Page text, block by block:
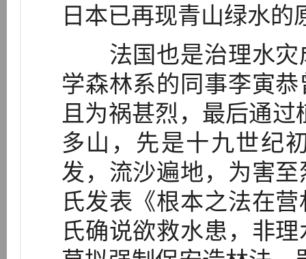
日本已再现青山绿水的
法国也是治理水灾
学森林系的同事李寅
且为祸甚烈，最后通
多山，先是十九世纪
发，流沙遍地，为害
氏发表《根本之法在
氏确说欲救水患，非